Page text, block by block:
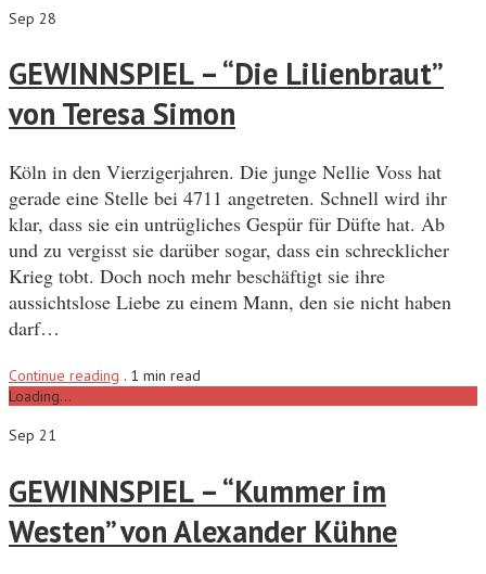
Sep 28
GEWINNSPIEL – “Die Lilienbraut”
von Teresa Simon
Köln in den Vierzigerjahren. Die junge Nellie Voss hat
gerade eine Stelle bei 4711 angetreten. Schnell wird ihr
klar, dass sie ein untrügliches Gespür für Düfte hat. Ab
und zu vergisst sie darüber sogar, dass ein schrecklicher
Krieg tobt. Doch noch mehr beschäftigt sie ihre
aussichtslose Liebe zu einem Mann, den sie nicht haben
darf…
Continue reading . 1 min read
Loading...
Sep 21
GEWINNSPIEL – “Kummer im
Westen” von Alexander Kühne